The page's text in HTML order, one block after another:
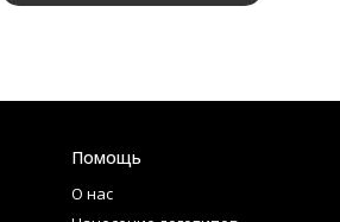
Помощь
О нас